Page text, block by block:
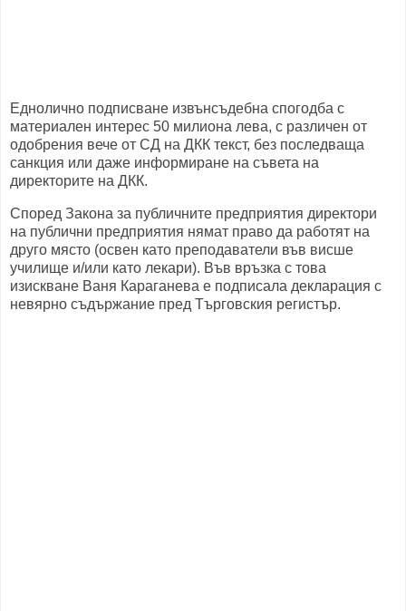
Еднолично подписване извънсъдебна спогодба с
материален интерес 50 милиона лева, с различен от
одобрения вече от СД на ДКК текст, без последваща
санкция или даже информиране на съвета на
директорите на ДКК.
Според Закона за публичните предприятия директори
на публични предприятия нямат право да работят на
друго място (освен като преподаватели във висше
училище и/или като лекари). Във връзка с това
изискване Ваня Караганева е подписала декларация с
невярно съдържание пред Търговския регистър.